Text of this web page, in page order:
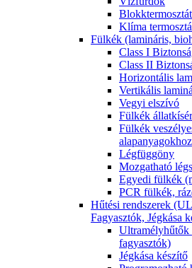
Klíma
Fülkék (lamináris,
Class I
Class II
Horizontális
Vertikális
Vegyi elszívó
Fülkék
Fülkék
alapanyagokhoz
Légfüggöny
Mozgatható
Egyedi fülkék
PCR fülkék,
Hűtési rendszerek
Fagyasztók, Jégkása
fagyasztók)
Jégkása készítő